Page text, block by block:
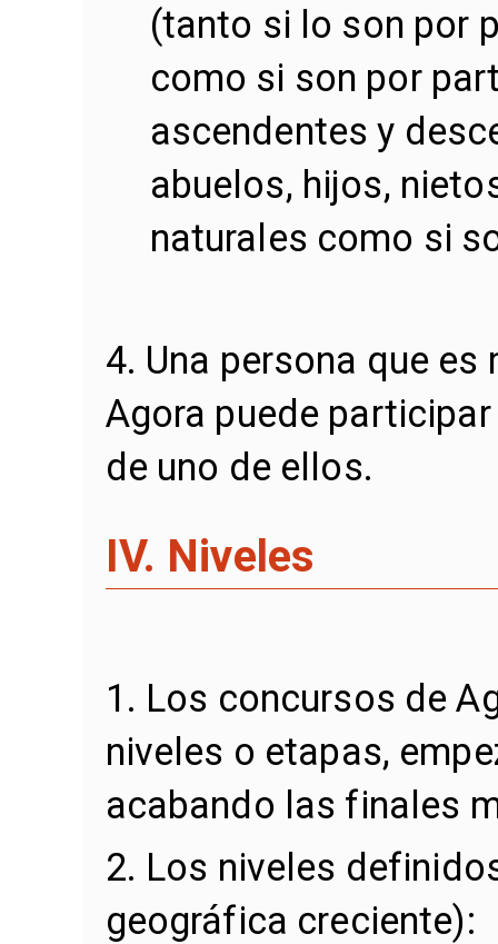
(tanto si lo son por
como si son por
ascendentes y
abuelos, hijos,
naturales como si
4. Una persona que
Agora puede
de uno de ellos.
IV. Niveles
1. Los concursos de
niveles o etapas,
acabando las finales
2. Los niveles
geográfica creciente):